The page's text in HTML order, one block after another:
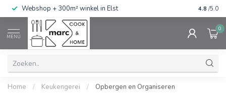
Webshop + 300m² winkel in Elst Gratis
4.8 /5.0
MENU
0
Home / Keukengerei / Opbergen en Organiseren